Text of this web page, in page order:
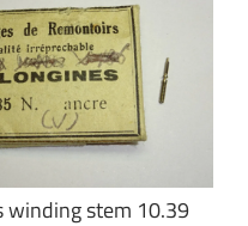
winding stem 10.39